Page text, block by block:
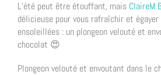
L’été peut être étouffant, mais ClaireM
délicieuse pour vous rafraîchir et égayer
ensoleillées : un plongeon velouté et
chocolat 😍
Plongeon velouté et envoutant dans le